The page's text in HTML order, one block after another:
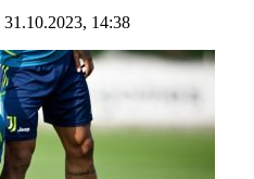
31.10.2023, 14:38